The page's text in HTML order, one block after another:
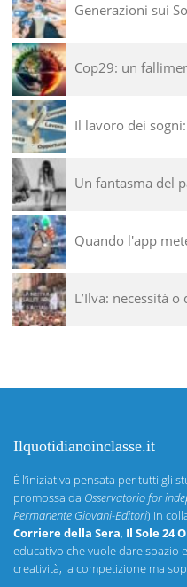
Generazioni sui
Cop29: un
Il lavoro dei
Un fantasma del
Quando l'app
L’Ilva: necessità o
Ilquotidianoinclasse.it
È l’iniziativa pensata per tutti gli
promossa da Osservatorio for
Permanente Giovani-Editori) in
Corriere della Sera, Il Sole 24
educativo che vuole dare spazio
creatività, la competizione ma